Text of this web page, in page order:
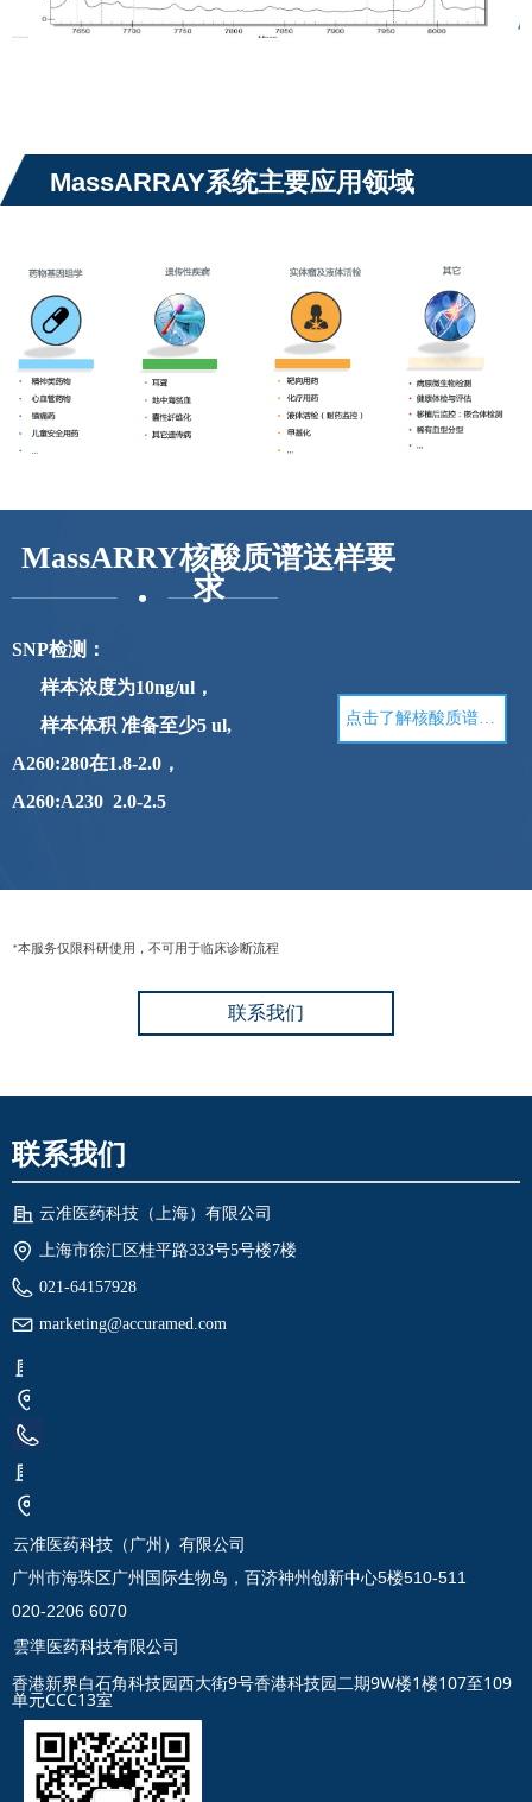
MassARRY核酸质谱送样要
求
SNP检测：
样本浓度为10ng/ul，
样本体积 准备至少5 ul,
A260:280在1.8-2.0，
A260:A230 2.0-2.5
点击了解核酸质谱结题报告
MassARRAY系统主要应用领域
*本服务仅限科研使用，不可用于临床诊断流程
联系我们
联系我们
云准医药科技（上海）有限公司
上海市徐汇区桂平路333号5号楼7楼
021-64157928
marketing@accuramed.com
云准医药科技（广州）有限公司
广州市海珠区广州国际生物岛，百济神州创新中心5楼510-511
020-2206 6070
雲準医药科技有限公司
香港新界白石角科技园西大街9号香港科技园二期9W楼1楼107至109
单元CCC13室